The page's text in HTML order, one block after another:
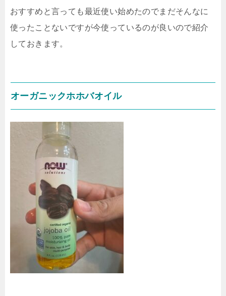
おすすめと言っても最近使い始めたのでまだそんなに
使ったことないですが今使っているのが良いので紹介
しておきます。
オーガニックホホバオイル